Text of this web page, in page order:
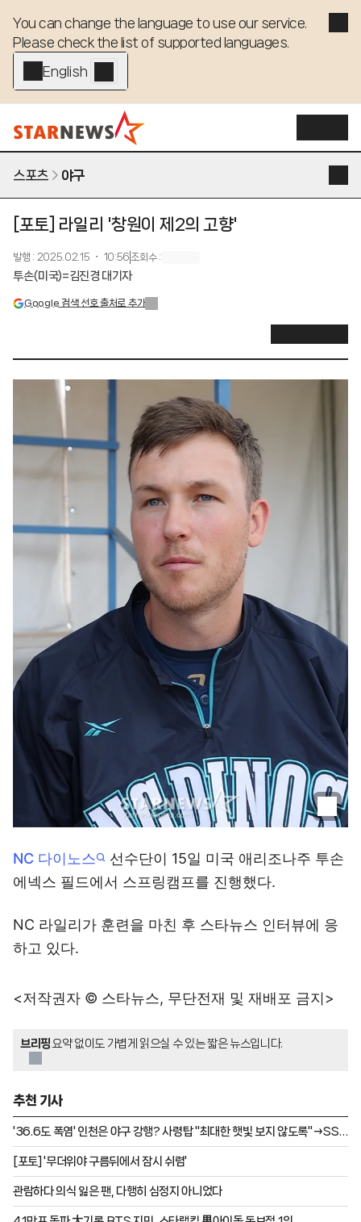
You can change the language to use our service.
Please check the list of supported languages.
English - EN
스포츠 야구
[포토] 라일리 '창원이 제2의 고향'
발행 : 2025.02.15 ・ 10:56 조회수:
투손(미국)=김진경 대기자
Google 검색 선호 출처로 추가
NC 다이노스
선수단이 15일 미국 애리조나주 투손
에넥스 필드에서 스프링캠프를 진행했다.
NC 라일리가 훈련을 마친 후 스타뉴스 인터뷰에 응
하고 있다.
<저작권자 © 스타뉴스, 무단전재 및 재배포 금지>
브리핑 요약 없이도 가볍게 읽으실 수 있는 짧은 뉴스입니다.
추천 기사
'36.6도 폭염' 인천은 야구 강행? 사령탑 "최대한 햇빛 보지 않도록"→SSG
선수단 자발적 야외 훈련 [인천 현장]
[포토] '무더위야 구름뒤에서 잠시 쉬렴'
관람하다 의식 잃은 팬, 다행히 심정지 아니었다